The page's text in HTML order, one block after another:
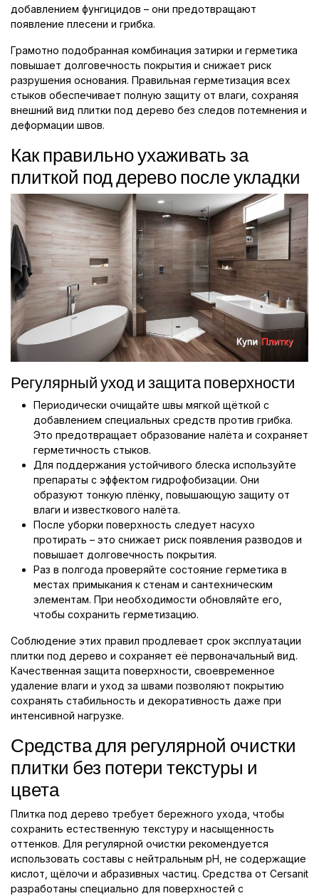
добавлением фунгицидов – они предотвращают
появление плесени и грибка.
Грамотно подобранная комбинация затирки и герметика
повышает долговечность покрытия и снижает риск
разрушения основания. Правильная герметизация всех
стыков обеспечивает полную защиту от влаги, сохраняя
внешний вид плитки под дерево без следов потемнения и
деформации швов.
Как правильно ухаживать за
плиткой под дерево после укладки
Регулярный уход и защита поверхности
Периодически очищайте швы мягкой щёткой с
добавлением специальных средств против грибка.
Это предотвращает образование налёта и сохраняет
герметичность стыков.
Для поддержания устойчивого блеска используйте
препараты с эффектом гидрофобизации. Они
образуют тонкую плёнку, повышающую защиту от
влаги и известкового налёта.
После уборки поверхность следует насухо
протирать – это снижает риск появления разводов и
повышает долговечность покрытия.
Раз в полгода проверяйте состояние герметика в
местах примыкания к стенам и сантехническим
элементам. При необходимости обновляйте его,
чтобы сохранить герметизацию.
Соблюдение этих правил продлевает срок эксплуатации
плитки под дерево и сохраняет её первоначальный вид.
Качественная защита поверхности, своевременное
удаление влаги и уход за швами позволяют покрытию
сохранять стабильность и декоративность даже при
интенсивной нагрузке.
Средства для регулярной очистки
плитки без потери текстуры и
цвета
Плитка под дерево требует бережного ухода, чтобы
сохранить естественную текстуру и насыщенность
оттенков. Для регулярной очистки рекомендуется
использовать составы с нейтральным pH, не содержащие
кислот, щёлочи и абразивных частиц. Средства от Cersanit
разработаны специально для поверхностей с